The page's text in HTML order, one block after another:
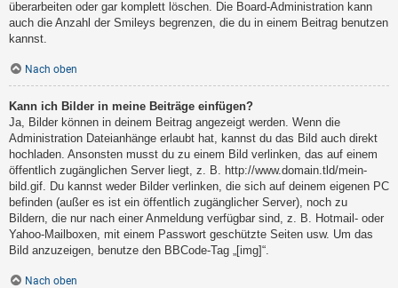
überarbeiten oder gar komplett löschen. Die Board-Administration kann
auch die Anzahl der Smileys begrenzen, die du in einem Beitrag benutzen
kannst.
Nach oben
Kann ich Bilder in meine Beiträge einfügen?
Ja, Bilder können in deinem Beitrag angezeigt werden. Wenn die
Administration Dateianhänge erlaubt hat, kannst du das Bild auch direkt
hochladen. Ansonsten musst du zu einem Bild verlinken, das auf einem
öffentlich zugänglichen Server liegt, z. B. http://www.domain.tld/mein-
bild.gif. Du kannst weder Bilder verlinken, die sich auf deinem eigenen PC
befinden (außer es ist ein öffentlich zugänglicher Server), noch zu
Bildern, die nur nach einer Anmeldung verfügbar sind, z. B. Hotmail- oder
Yahoo-Mailboxen, mit einem Passwort geschützte Seiten usw. Um das
Bild anzuzeigen, benutze den BBCode-Tag „[img]“.
Nach oben